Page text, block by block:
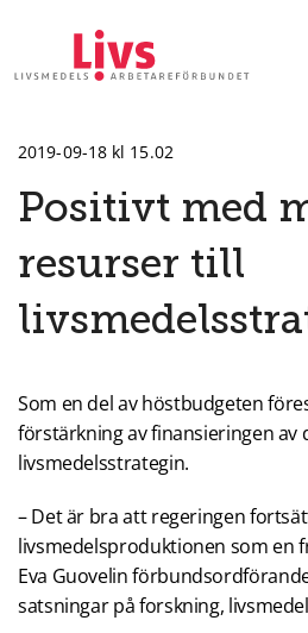
2019-09-18 kl 15.02
Positivt med
resurser till
Som en del av höstbudgeten
förstärkning av finansieringen av
livsmedelsstrategin.
– Det är bra att regeringen
livsmedelsproduktionen som en
Eva Guovelin
satsningar på forskning,